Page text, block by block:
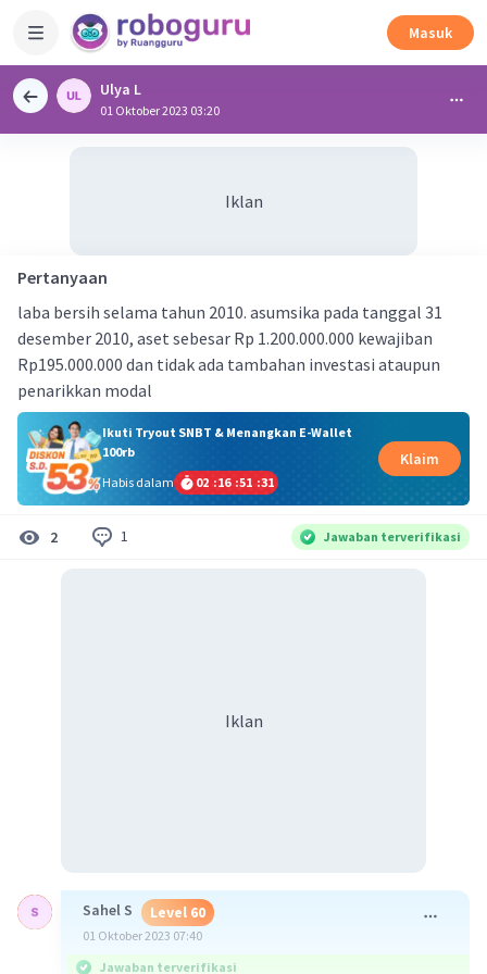
Masuk
Ulya L
01 Oktober 2023 03:20
Iklan
Pertanyaan
laba bersih selama tahun 2010. asumsika pada tanggal 31
desember 2010, aset sebesar Rp 1.200.000.000 kewajiban
Rp195.000.000 dan tidak ada tambahan investasi ataupun
penarikkan modal
Ikuti Tryout SNBT & Menangkan E-Wallet
100rb
Habis dalam
02 :16 :51 :30
Klaim
2 1 Jawaban terverifikasi
Iklan
Sahel S Level 60
01 Oktober 2023 07:40
Jawaban terverifikasi